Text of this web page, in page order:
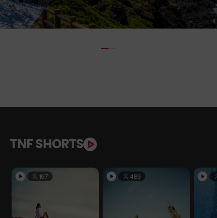
TNF SHORTS
167 489